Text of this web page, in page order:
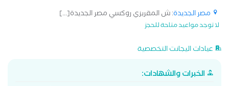
مصر الجديدة: ش المقريزي روكسي مصر الجديدة[...]
لا توجد مواعيد متاحة للحجز
عيادات اليجانت التخصصية
الخبرات والشهادات: